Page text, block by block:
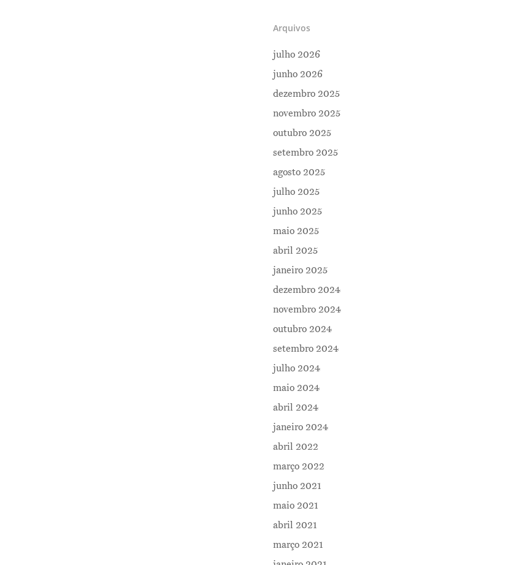
Arquivos
julho 2026
junho 2026
dezembro 2025
novembro 2025
outubro 2025
setembro 2025
agosto 2025
julho 2025
junho 2025
maio 2025
abril 2025
janeiro 2025
dezembro 2024
novembro 2024
outubro 2024
setembro 2024
julho 2024
maio 2024
abril 2024
janeiro 2024
abril 2022
março 2022
junho 2021
maio 2021
abril 2021
março 2021